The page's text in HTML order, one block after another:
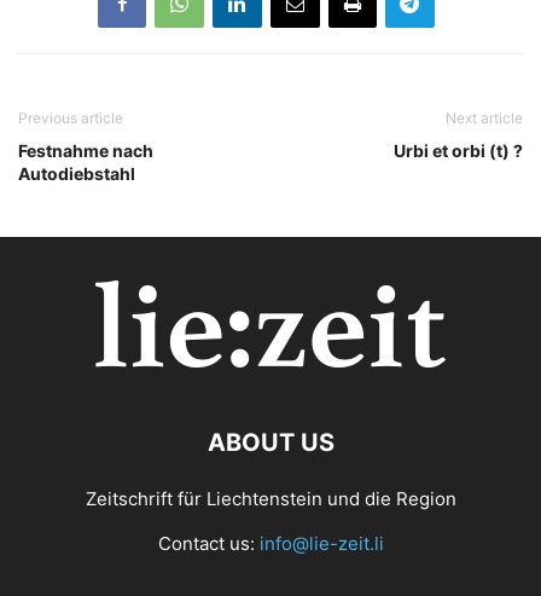
Previous article
Festnahme nach
Autodiebstahl
Next article
Urbi et orbi (t) ?
ABOUT US
Zeitschrift für Liechtenstein und die Region
Contact us: info@lie-zeit.li